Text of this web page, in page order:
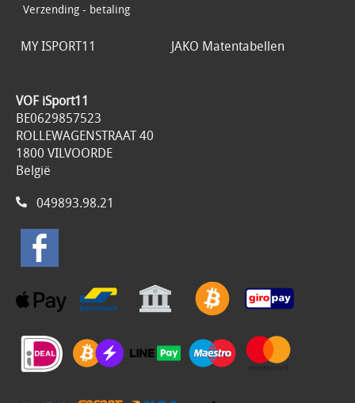
Verzending - betaling
MY ISPORT11 JAKO Matentabellen
VOF iSport11
BE0629857523
ROLLEWAGENSTRAAT 40
1800 VILVOORDE
België
049893.98.21